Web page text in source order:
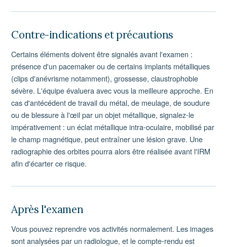
Contre-indications et précautions
Certains éléments doivent être signalés avant l'examen :
présence d'un pacemaker ou de certains implants métalliques
(clips d'anévrisme notamment), grossesse, claustrophobie
sévère. L'équipe évaluera avec vous la meilleure approche. En
cas d'antécédent de travail du métal, de meulage, de soudure
ou de blessure à l'œil par un objet métallique, signalez-le
impérativement : un éclat métallique intra-oculaire, mobilisé par
le champ magnétique, peut entraîner une lésion grave. Une
radiographie des orbites pourra alors être réalisée avant l'IRM
afin d'écarter ce risque.
Après l'examen
Vous pouvez reprendre vos activités normalement. Les images
sont analysées par un radiologue, et le compte-rendu est